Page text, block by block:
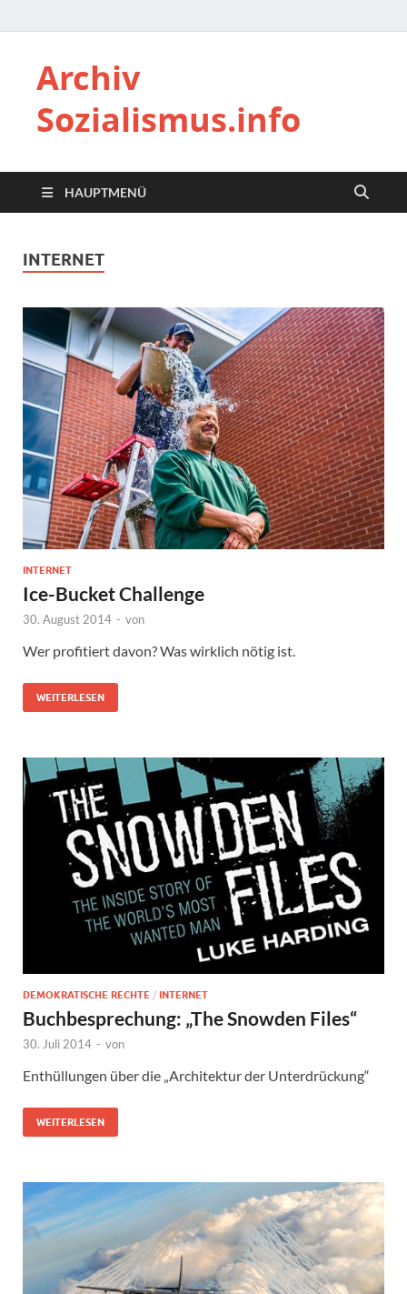
Archiv
Sozialismus.info
HAUPTMENÜ
INTERNET
INTERNET
Ice-Bucket Challenge
30. August 2014 - von
Wer profitiert davon? Was wirklich nötig ist.
WEITERLESEN
DEMOKRATISCHE RECHTE / INTERNET
Buchbesprechung: „The Snowden Files“
30. Juli 2014 - von
Enthüllungen über die „Architektur der Unterdrückung“
WEITERLESEN